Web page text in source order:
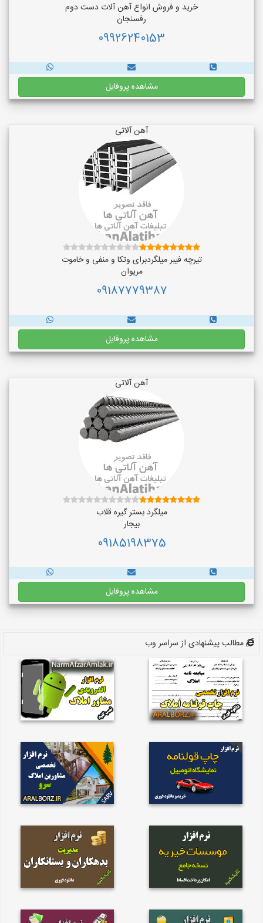
خرید و فروش انواع آهن آلات دست دوم
رفسنجان
09926240153
مشاهده پروفایل
آهن آلاتی
تیرچه فیبر میلگردبرای وتکا و منفی و خاموت
مریوان
09187779387
مشاهده پروفایل
آهن آلاتی
میلگرد بستر گیره قلاب
بیجار
09185198375
مشاهده پروفایل
مطالب پیشنهادی از سراسر وب